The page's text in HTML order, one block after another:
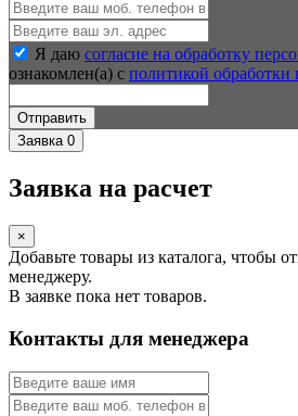
Я даю согласие на обработку
ознакомлен(а) с политикой
Отправить
Заявка 0
Заявка на расчет
×
Добавьте товары из каталога, чтобы
менеджеру.
В заявке пока нет товаров.
Контакты для менеджера